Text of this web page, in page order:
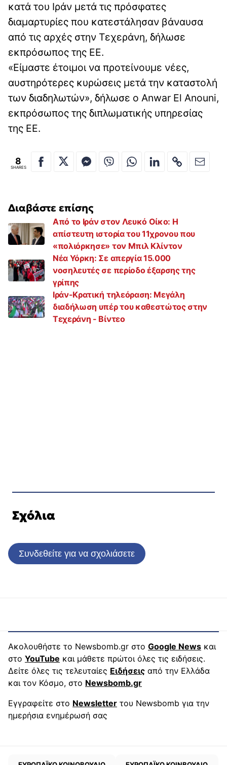
κατά του Ιράν μετά τις πρόσφατες
διαμαρτυρίες που κατεστάλησαν βάναυσα
από τις αρχές στην Τεχεράνη, δήλωσε
εκπρόσωπος της ΕΕ.
«Είμαστε έτοιμοι να προτείνουμε νέες,
αυστηρότερες κυρώσεις μετά την καταστολή
των διαδηλωτών», δήλωσε ο Anwar El Anouni,
εκπρόσωπος της διπλωματικής υπηρεσίας
της ΕΕ.
8
SHARES
Διαβάστε επίσης
Από το Ιράν στον Λευκό Οίκο: Η
απίστευτη ιστορία του 11χρονου που
«πολιόρκησε» τον Μπιλ Κλίντον
Νέα Υόρκη: Σε απεργία 15.000
νοσηλευτές σε περίοδο έξαρσης της
γρίπης
Ιράν-Κρατική τηλεόραση: Μεγάλη
διαδήλωση υπέρ του καθεστώτος στην
Τεχεράνη - Βίντεο
Σχόλια
Συνδεθείτε για να σχολιάσετε
Ακολουθήστε το Newsbomb.gr στο Google News και
στο YouTube και μάθετε πρώτοι όλες τις ειδήσεις.
Δείτε όλες τις τελευταίες Ειδήσεις από την Ελλάδα
και τον Κόσμο, στο Newsbomb.gr
Εγγραφείτε στο Newsletter του Newsbomb για την
ημερήσια ενημέρωσή σας